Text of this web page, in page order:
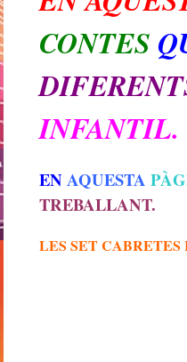
CONTES
INFANTIL.
EN AQUESTA
TREBALLANT.
LES SET